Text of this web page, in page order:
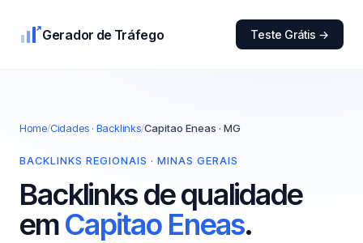
Gerador de Tráfego Teste Grátis →
Home/Cidades · Backlinks/Capitao Eneas · MG
BACKLINKS REGIONAIS · MINAS GERAIS
Backlinks de qualidade
emCapitao Eneas.